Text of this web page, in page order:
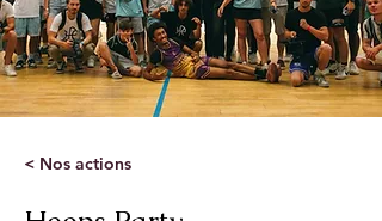
< Nos actions